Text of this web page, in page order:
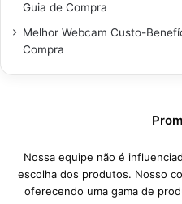
Guia de Compra
Melhor Webcam Custo-
Compra
Nossa equipe não é
escolha dos produtos. Nosso
oferecendo uma gama de